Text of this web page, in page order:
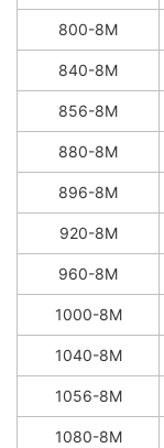
800-8M
840-8M
856-8M
880-8M
896-8M
920-8M
960-8M
1000-8M
1040-8M
1056-8M
1080-8M